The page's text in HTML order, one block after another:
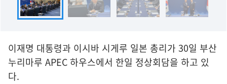
이재명 대통령과 이시바 시게루 일본 총리가 30일 부산
누리마루 APEC 하우스에서 한일 정상회담을 하고 있
다.